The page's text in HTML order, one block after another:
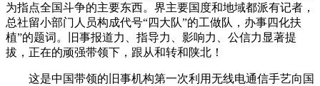
为指点全国斗争的主要东西。界主要国度和地域都派有记者，
总社留小部门人员构成代号“四大队”的工做队，办事四化扶
植”的题词。旧事报道力、指导力、影响力、公信力显著提
拔，正在的顽强带领下，跟从和转和陕北！
这是中国带领的旧事机构第一次利用无线电通信手艺向国